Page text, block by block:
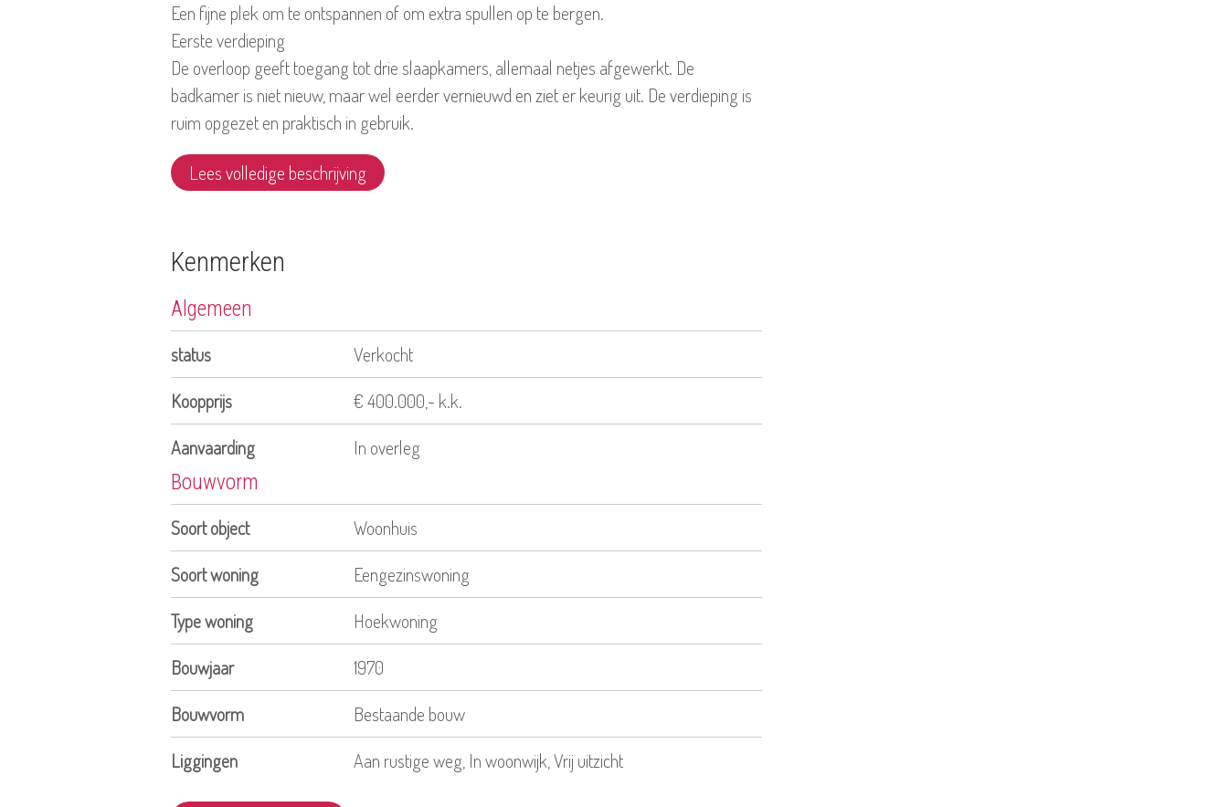
Een fijne plek om te ontspannen of om extra spullen op te bergen.
Eerste verdieping
De overloop geeft toegang tot drie slaapkamers, allemaal netjes afgewerkt. De
badkamer is niet nieuw, maar wel eerder vernieuwd en ziet er keurig uit. De verdieping is
ruim opgezet en praktisch in gebruik.
Lees volledige beschrijving
Kenmerken
Algemeen
status
Verkocht
Koopprijs
€ 400.000,- k.k.
Aanvaarding
In overleg
Bouwvorm
Soort object
Woonhuis
Soort woning
Eengezinswoning
Type woning
Hoekwoning
Bouwjaar
1970
Bouwvorm
Bestaande bouw
Liggingen
Aan rustige weg, In woonwijk, Vrij uitzicht